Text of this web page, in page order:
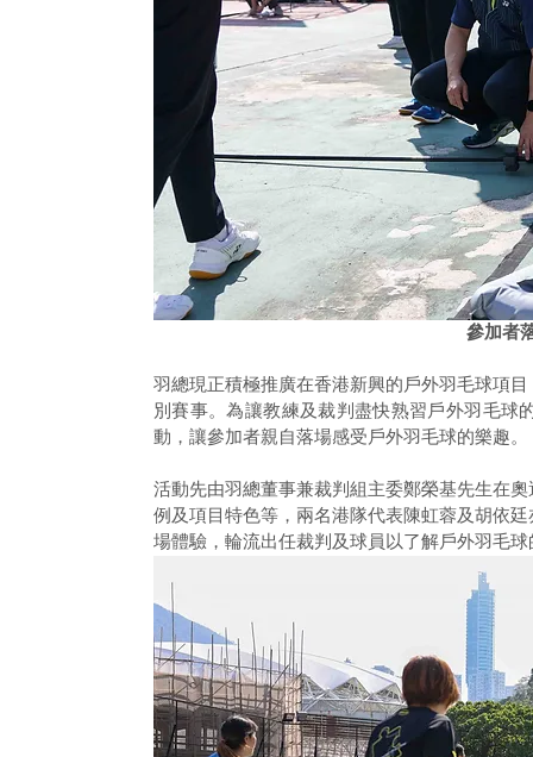
參加者
羽總現正積極推廣在香港新興的戶外羽毛球項
別賽事。為讓教練及裁判盡快熟習戶外羽毛球
動，讓參加者親自落場感受戶外羽毛球的樂趣。
活動先由羽總董事兼裁判組主委鄭榮基先生在
例及項目特色等，兩名港隊代表陳虹蓉及胡依
場體驗，輪流出任裁判及球員以了解戶外羽毛球